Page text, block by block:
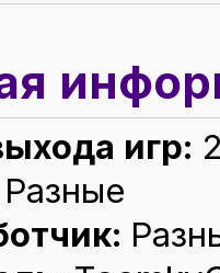
игр:
Разные